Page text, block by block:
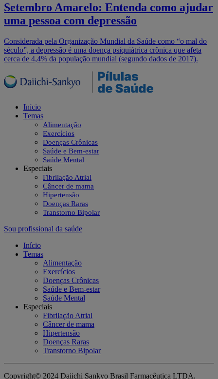
Setembro Amarelo: Entenda como ajudar
uma pessoa com depressão
Considerada pela Organização Mundial da Saúde como “o mal do
século”, a depressão é uma doença psiquiátrica crônica que afeta
cerca de 4,4% da população mundial (segundo dados de 2017).
Início
Temas
Alimentação
Exercícios
Doenças Crônicas
Saúde e Bem-estar
Saúde Mental
Especiais
Fibrilação Atrial
Câncer de mama
Hipertensão
Doenças Raras
Transtorno Bipolar
Sou profissional da saúde
Início
Temas
Alimentação
Exercícios
Doenças Crônicas
Saúde e Bem-estar
Saúde Mental
Especiais
Fibrilação Atrial
Câncer de mama
Hipertensão
Doenças Raras
Transtorno Bipolar
Copyright© 2024 Daiichi Sankyo Brasil Farmacêutica LTDA.